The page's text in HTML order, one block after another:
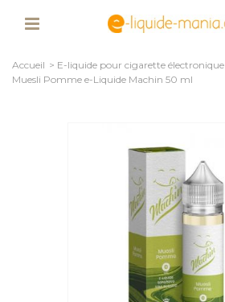
Accueil > E-liquide pour cigarette électronique
Muesli Pomme e-Liquide Machin 50 ml